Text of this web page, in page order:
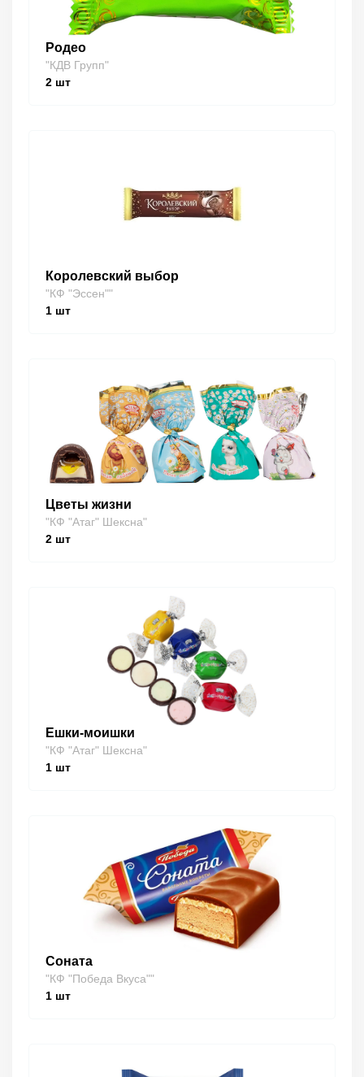
Родео
"КДВ Групп"
2 шт
Королевский выбор
"КФ "Эссен""
1 шт
Цветы жизни
"КФ "Атаг" Шексна"
2 шт
Ешки-моишки
"КФ "Атаг" Шексна"
1 шт
Соната
"КФ "Победа Вкуса""
1 шт